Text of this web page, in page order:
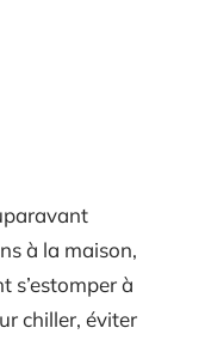
à la maison,
s’estomper à
chiller, éviter